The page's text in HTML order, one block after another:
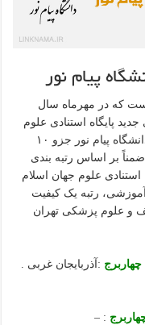
پیام نور
که در مهرماه سال
پایگاه استنادی علوم
جهان اسلام که اواخر سال ۱۳۹۳ اعلام شد دانشگاه پیام نور جزو ۱۰
بر اساس رتبه بندی
۱۳۹۳ توسط پایگاه استنادی علوم جهان اسلام
کسب نمره ۱۰۰ شاخص آموزشی، رتبه یک کیفیت
و علوم پزشکی تهران
:آذربایجان غربی .
: –